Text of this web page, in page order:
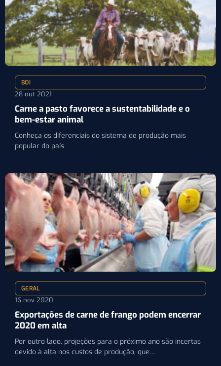
BOI
28 out 2021
Carne a pasto favorece a sustentabilidade e o
bem-estar animal
Conheça os diferenciais do sistema de produção mais
popular do país
GERAL
16 nov 2020
Exportações de carne de frango podem encerrar
2020 em alta
Por outro lado, projeções para o próximo ano são incertas
devido à alta nos custos de produção, que…